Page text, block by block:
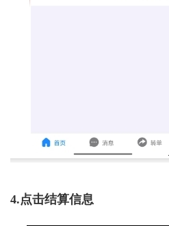
4.点击结算信息